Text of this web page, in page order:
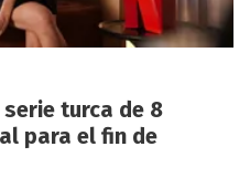
turca de 8
para el fin de